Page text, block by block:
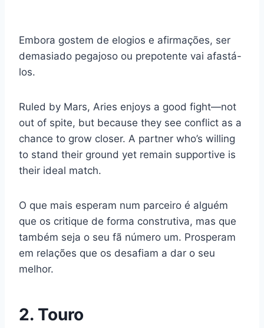
Embora gostem de elogios e afirmações, ser
demasiado pegajoso ou prepotente vai afastá-
los.
Ruled by Mars, Aries enjoys a good fight—not
out of spite, but because they see conflict as a
chance to grow closer. A partner who’s willing
to stand their ground yet remain supportive is
their ideal match.
O que mais esperam num parceiro é alguém
que os critique de forma construtiva, mas que
também seja o seu fã número um. Prosperam
em relações que os desafiam a dar o seu
melhor.
2. Touro